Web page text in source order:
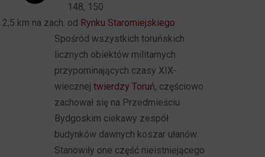
148, 150
2,5 km na zach. od Rynku Staromiejskiego
Spośród wszystkich toruńskich
licznych obiektów militarnych
przypominających czasy XIX-
wiecznejtwierdzy Toruń, częściowo
zachował się na Przedmieściu
Bydgoskim ciekawy zespół
budynków dawnych koszar ułanów.
Stanowiły one część nieistniejącego